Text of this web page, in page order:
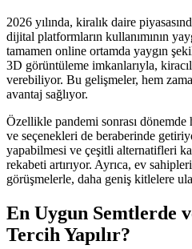
2026 yılında, kiralık daire
dijital platformların kullanımının
tamamen online ortamda yaygın
3D görüntüleme imkanlarıyla,
verebiliyor. Bu gelişmeler, hem
avantaj sağlıyor.
Özellikle pandemi sonrası
ve seçenekleri de beraberinde
yapabilmesi ve çeşitli alternatifleri
rekabeti artırıyor. Ayrıca, ev
görüşmelerle, daha geniş kitlelere
En Uygun Semtlerde
Tercih Yapılır?